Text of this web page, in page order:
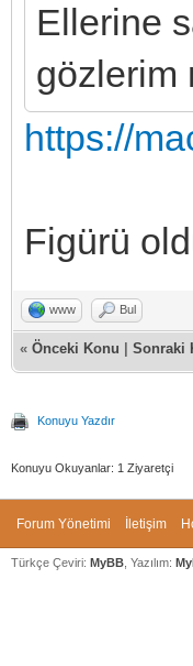
Ellerine
gözlerim
https://
Figürü
www Bul
« Önceki Konu Sonraki
Konuyu Yazdır
Konuyu Okuyanlar: 1 Ziyaretçi
Forum Yönetimi İletişim
Türkçe Çeviri: MyBB , Yazılım: